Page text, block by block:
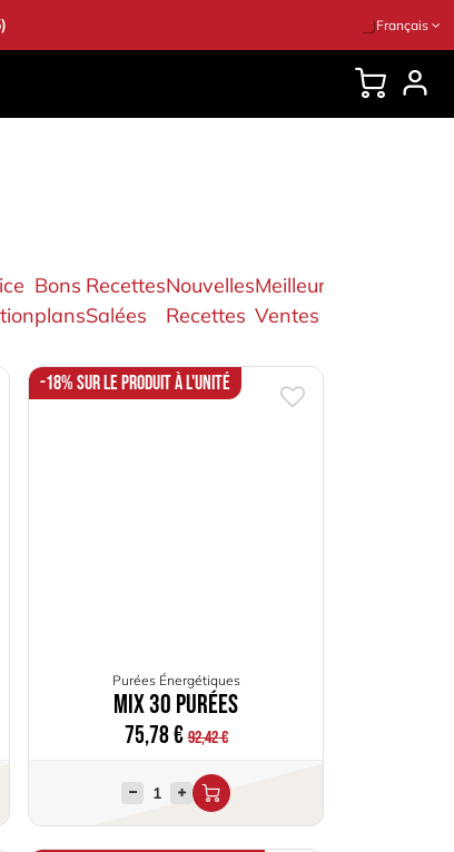
Français
Bons
plans
Recettes
Salées
Nouvelles
Recettes
Meilleures
Ventes
-18% sur le produit à l'unité
Purées Énergétiques
Mix 30 Purées
75,78€ 92,42€